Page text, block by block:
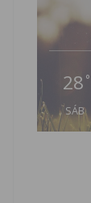
28 °
SÁB